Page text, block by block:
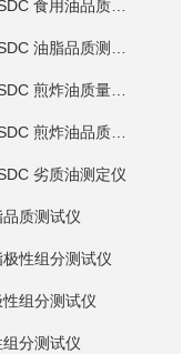
劣质油测定仪
质测试仪
性组分测试仪
组分测试仪
分测试仪